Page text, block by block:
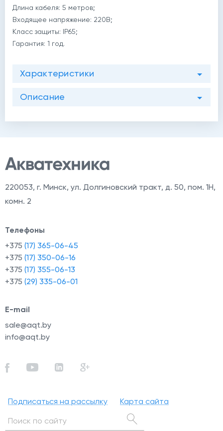
Длина кабеля: 5 метров;
Входящее напряжение: 220В;
Класс защиты: IP65;
Гарантия: 1 год.
Характеристики
Описание
220053, г. Минск, ул. Долгиновский тракт, д. 50, пом. 1Н,
комн. 2
Телефоны
+375 (17) 365-06-45
+375 (17) 350-06-16
+375 (17) 355-06-13
+375 (29) 335-06-01
E-mail
sale@aqt.by
info@aqt.by
Подписаться на рассылку Карта сайта